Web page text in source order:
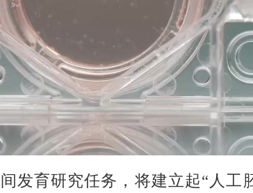
发育研究任务，将建立起“人工